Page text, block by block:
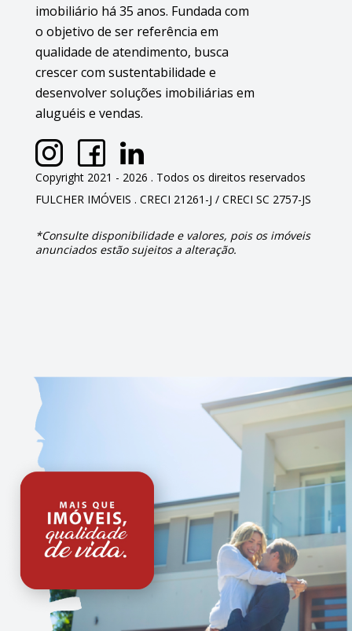
Copyright 2021 - 2026 . Todos os direitos reservados
FULCHER IMÓVEIS . CRECI 21261-J / CRECI SC 2757-JS
*Consulte disponibilidade e valores, pois os imóveis
anunciados estão sujeitos a alteração.
imobiliário há 35 anos. Fundada com
o objetivo de ser referência em
qualidade de atendimento, busca
crescer com sustentabilidade e
desenvolver soluções imobiliárias em
aluguéis e vendas.